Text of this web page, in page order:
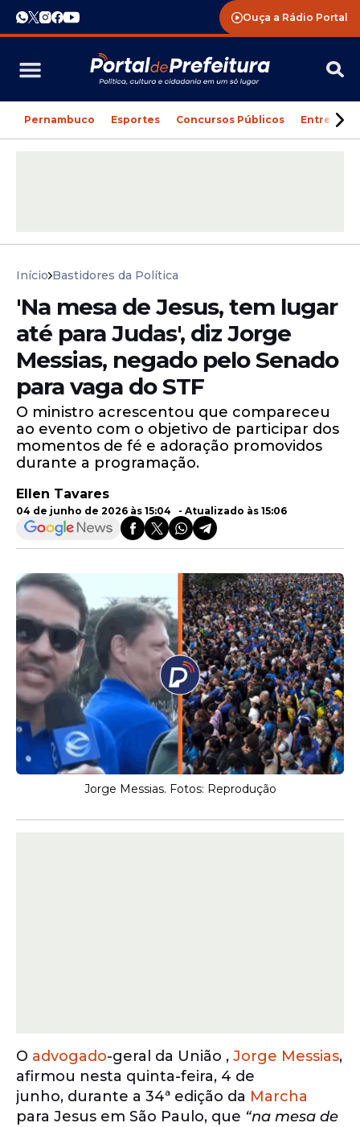
Ouça a Rádio Portal
Pernambuco Esportes Concursos Públicos
Início Bastidores da Política
'Na mesa de Jesus, tem lugar
até para Judas', diz Jorge
Messias, negado pelo Senado
para vaga do STF
O ministro acrescentou que compareceu
ao evento com o objetivo de participar dos
momentos de fé e adoração promovidos
durante a programação.
Ellen Tavares
04 de junho de 2026 às 15:04 - Atualizado às 15:06
Jorge Messias. Fotos: Reprodução
O advogado-geral da União , Jorge Messias,
afirmou nesta quinta-feira, 4 de
junho, durante a 34ª edição da Marcha
para Jesus em São Paulo, que “na mesa de